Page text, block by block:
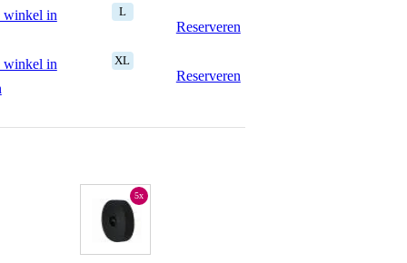
winkel in
L
Reserveren
winkel in
XL
Reserveren
5x